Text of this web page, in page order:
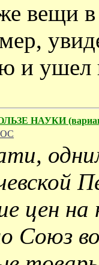
вещи
и ушел
НАУКИ
ОС
цен
Союз